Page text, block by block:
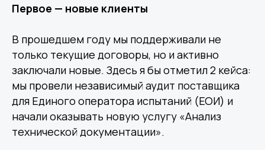
Первое — новые клиенты
В прошедшем году мы поддерживали не
только текущие договоры, но и активно
заключали новые. Здесь я бы отметил 2 кейса:
мы провели независимый аудит поставщика
для Единого оператора испытаний (ЕОИ) и
начали оказывать новую услугу «Анализ
технической документации».